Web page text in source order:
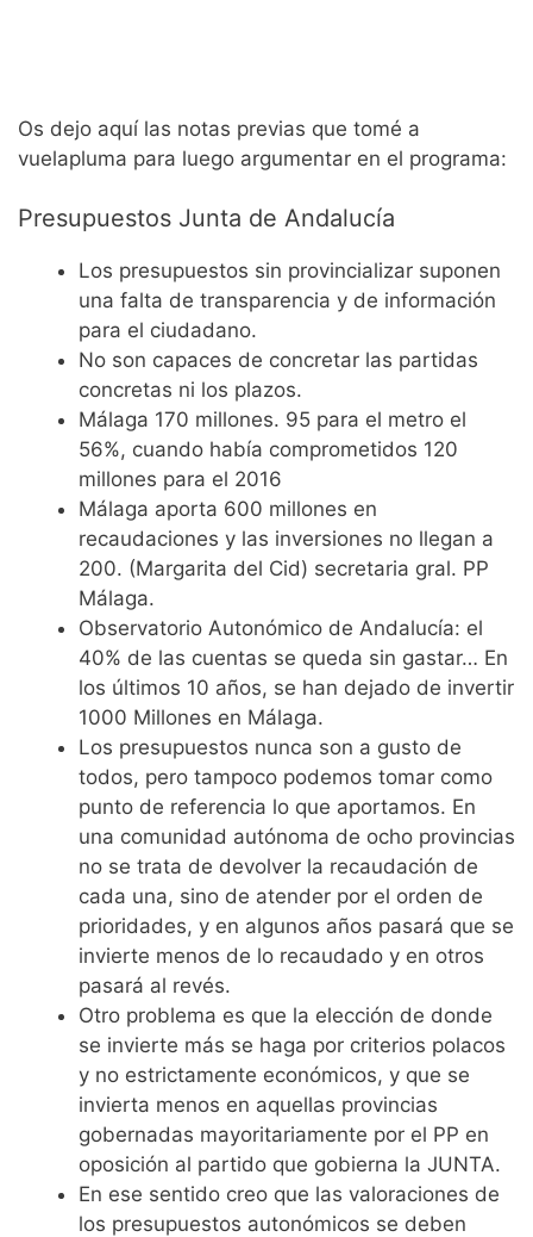
Os dejo aquí las notas previas que tomé a
vuelapluma para luego argumentar en el programa:
Presupuestos Junta de Andalucía
Los presupuestos sin provincializar suponen
una falta de transparencia y de información
para el ciudadano.
No son capaces de concretar las partidas
concretas ni los plazos.
Málaga 170 millones. 95 para el metro el
56%, cuando había comprometidos 120
millones para el 2016
Málaga aporta 600 millones en
recaudaciones y las inversiones no llegan a
200. (Margarita del Cid) secretaria gral. PP
Málaga.
Observatorio Autonómico de Andalucía: el
40% de las cuentas se queda sin gastar… En
los últimos 10 años, se han dejado de invertir
1000 Millones en Málaga.
Los presupuestos nunca son a gusto de
todos, pero tampoco podemos tomar como
punto de referencia lo que aportamos. En
una comunidad autónoma de ocho provincias
no se trata de devolver la recaudación de
cada una, sino de atender por el orden de
prioridades, y en algunos años pasará que se
invierte menos de lo recaudado y en otros
pasará al revés.
Otro problema es que la elección de donde
se invierte más se haga por criterios polacos
y no estrictamente económicos, y que se
invierta menos en aquellas provincias
gobernadas mayoritariamente por el PP en
oposición al partido que gobierna la JUNTA.
En ese sentido creo que las valoraciones de
los presupuestos autonómicos se deben